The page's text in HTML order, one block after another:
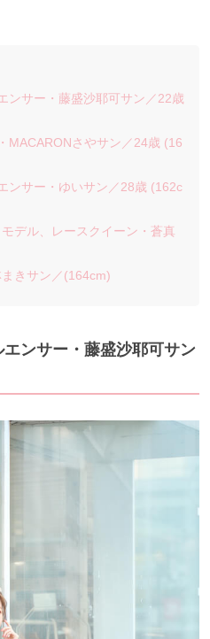
ンサー・藤盛沙耶可サン／22歳
MACARONさやサン／24歳 (16
ンサー・ゆいサン／28歳 (162c
デル、レースクイーン・蒼真
きサン／(164cm)
ンサー・藤盛沙耶可サン